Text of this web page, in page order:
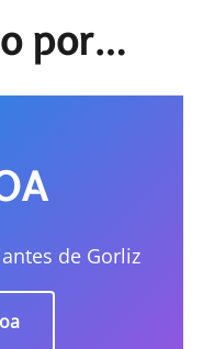
por…
de Gorliz